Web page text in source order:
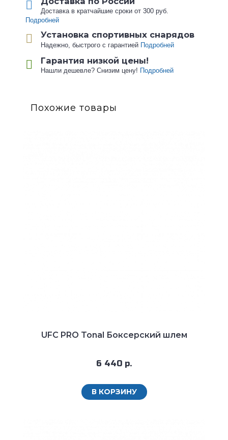
Доставка в кратчайшие сроки от 300 руб.
Подробней
Установка спортивных снарядов
Надежно, быстрого с гарантией Подробней
Гарантия низкой цены!
Нашли дешевле? Снизим цену! Подробней
Похожие товары
UFC PRO Tonal Боксерский шлем
6 440 р.
В КОРЗИНУ